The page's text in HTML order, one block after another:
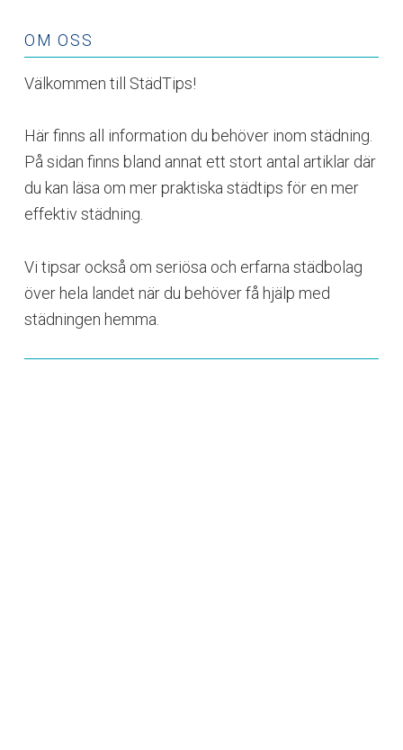
OM OSS
Välkommen till StädTips!
Här finns all information du behöver inom städning.
På sidan finns bland annat ett stort antal artiklar där
du kan läsa om mer praktiska städtips för en mer
effektiv städning.
Vi tipsar också om seriösa och erfarna städbolag
över hela landet när du behöver få hjälp med
städningen hemma.